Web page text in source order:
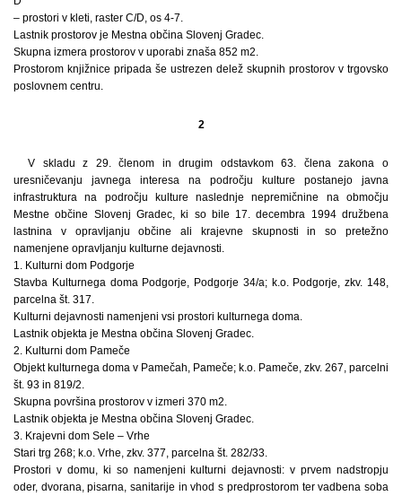
– prostori v kleti, raster C/D, os 4-7.
Lastnik prostorov je Mestna občina Slovenj Gradec.
Skupna izmera prostorov v uporabi znaša 852 m2.
Prostorom knjižnice pripada še ustrezen delež skupnih prostorov v trgovsko
poslovnem centru.
2
V skladu z 29. členom in drugim odstavkom 63. člena zakona o
uresničevanju javnega interesa na področju kulture postanejo javna
infrastruktura na področju kulture naslednje nepremičnine na območju
Mestne občine Slovenj Gradec, ki so bile 17. decembra 1994 družbena
lastnina v opravljanju občine ali krajevne skupnosti in so pretežno
namenjene opravljanju kulturne dejavnosti.
1. Kulturni dom Podgorje
Stavba Kulturnega doma Podgorje, Podgorje 34/a; k.o. Podgorje, zkv. 148,
parcelna št. 317.
Kulturni dejavnosti namenjeni vsi prostori kulturnega doma.
Lastnik objekta je Mestna občina Slovenj Gradec.
2. Kulturni dom Pameče
Objekt kulturnega doma v Pamečah, Pameče; k.o. Pameče, zkv. 267, parcelni
št. 93 in 819/2.
Skupna površina prostorov v izmeri 370 m2.
Lastnik objekta je Mestna občina Slovenj Gradec.
3. Krajevni dom Sele – Vrhe
Stari trg 268; k.o. Vrhe, zkv. 377, parcelna št. 282/33.
Prostori v domu, ki so namenjeni kulturni dejavnosti: v prvem nadstropju
oder, dvorana, pisarna, sanitarije in vhod s predprostorom ter vadbena soba